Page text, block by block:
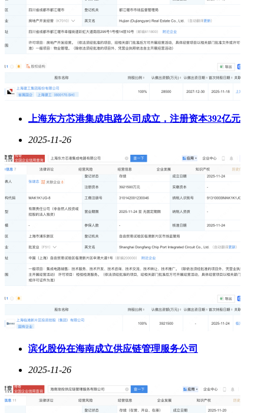
上海东方芯港集成电路公司成立，注册资本392亿元
2025-11-26
滨化股份在海南成立供应链管理服务公司
2025-11-26